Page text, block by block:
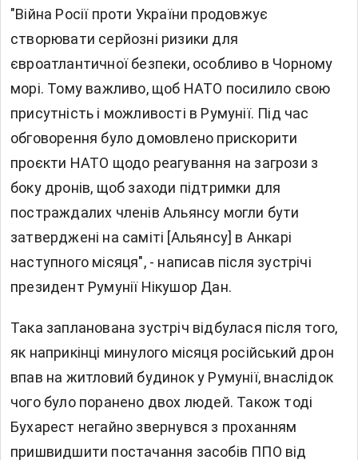
"Війна Росії проти України продовжує
створювати серйозні ризики для
євроатлантичної безпеки, особливо в Чорному
морі. Тому важливо, щоб НАТО посилило свою
присутність і можливості в Румунії. Під час
обговорення було домовлено прискорити
проєкти НАТО щодо реагування на загрози з
боку дронів, щоб заходи підтримки для
постраждалих членів Альянсу могли бути
затверджені на саміті [Альянсу] в Анкарі
наступного місяця", - написав після зустрічі
президент Румунії Нікушор Дан.
Така запланована зустріч відбулася після того,
як наприкінці минулого місяця російський дрон
впав на житловий будинок у Румунії, внаслідок
чого було поранено двох людей. Також тоді
Бухарест негайно звернувся з проханням
пришвидшити постачання засобів ППО від